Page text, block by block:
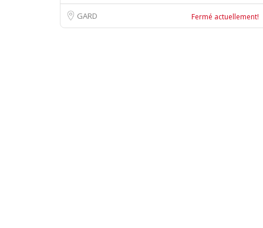
GARD Fermé actuellement!